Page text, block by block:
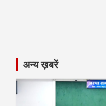
अन्य ख़बरें